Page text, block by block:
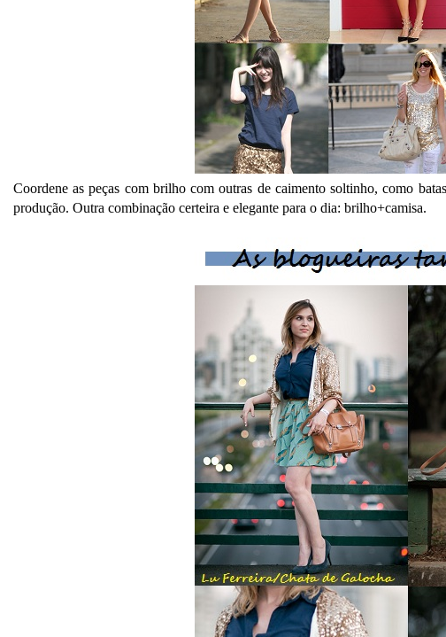
Coordene as peças com brilho com outras de caimento soltinho, como
produção. Outra combinação certeira e elegante para o dia: brilho+camisa.